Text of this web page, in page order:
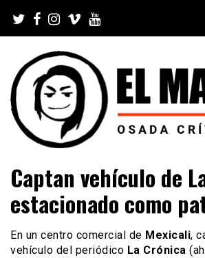
content
El Maldad
Viral y Youtube
Captan vehículo de
estacionado como
En un centro comercial de Mexicali,
vehículo del periódico La Crónica